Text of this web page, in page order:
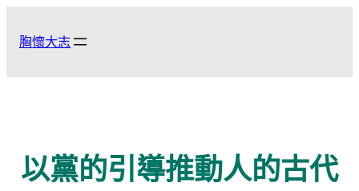
胸懷大志
以黨的引導推動人的古代